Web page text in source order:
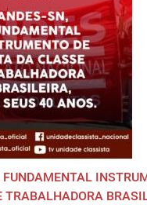
TRABALHADORA